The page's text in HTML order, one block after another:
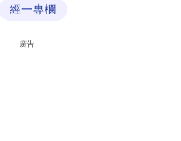
經一專欄
廣告